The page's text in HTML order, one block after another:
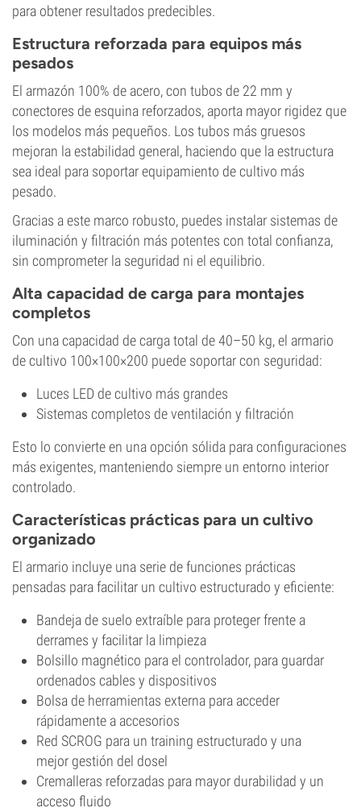
para obtener resultados predecibles.
Estructura reforzada para equipos más
pesados
El armazón 100% de acero, con tubos de 22 mm y
conectores de esquina reforzados, aporta mayor rigidez que
los modelos más pequeños. Los tubos más gruesos
mejoran la estabilidad general, haciendo que la estructura
sea ideal para soportar equipamiento de cultivo más
pesado.
Gracias a este marco robusto, puedes instalar sistemas de
iluminación y filtración más potentes con total confianza,
sin comprometer la seguridad ni el equilibrio.
Alta capacidad de carga para montajes
completos
Con una capacidad de carga total de 40–50 kg, el armario
de cultivo 100×100×200 puede soportar con seguridad:
Luces LED de cultivo más grandes
Sistemas completos de ventilación y filtración
Esto lo convierte en una opción sólida para configuraciones
más exigentes, manteniendo siempre un entorno interior
controlado.
Características prácticas para un cultivo
organizado
El armario incluye una serie de funciones prácticas
pensadas para facilitar un cultivo estructurado y eficiente:
Bandeja de suelo extraíble para proteger frente a
derrames y facilitar la limpieza
Bolsillo magnético para el controlador, para guardar
ordenados cables y dispositivos
Bolsa de herramientas externa para acceder
rápidamente a accesorios
Red SCROG para un training estructurado y una
mejor gestión del dosel
Cremalleras reforzadas para mayor durabilidad y un
acceso fluido